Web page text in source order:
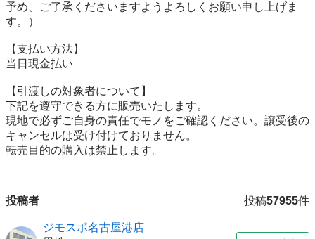
予め、ご了承くださいますようよろしくお願い申し上げま
す。）
【⽀払い⽅法】
当日現金払い
【引渡しの対象者について】
下記を遵守できる⽅に販売いたします。
現地で必ずご⾃⾝の責任でモノをご確認ください。譲受後の
キャンセルは受け付けておりません。
転売⽬的の購⼊は禁⽌します。
投稿者 投稿57955件
ジモスポ名古屋港店